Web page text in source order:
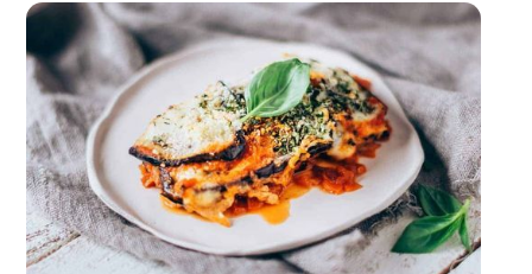
Berenjena al gratén